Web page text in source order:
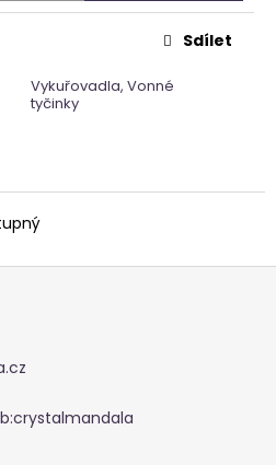
Vykuřovadla, Vonné
tyčinky
Sdílet